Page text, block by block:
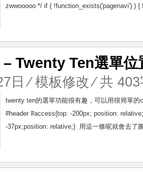
zwwooooo */ if ( !function_exists('pagenavi') ) {
Twenty Ten選單位
日 ⁄模板修改⁄ 共
twenty ten的選單功能很有趣，可以用很簡單
#header #access{top: -200px; position:
-37px;position: relative;} 用這一條呢就會去了